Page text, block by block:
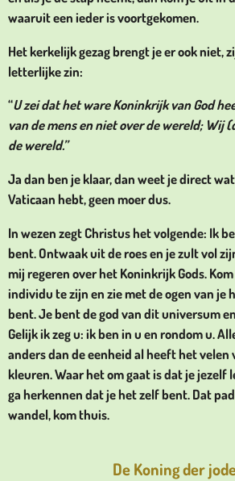
waaruit een ieder is voortgekomen.
Het kerkelijk gezag brengt je er ook niet,
letterlijke zin:
“U zei dat het ware Koninkrijk van God
van de mens en niet over de wereld; Wij
de wereld.”
Ja dan ben je klaar, dan weet je direct
Vaticaan hebt, geen moer dus.
In wezen zegt Christus het volgende: Ik
bent. Ontwaak uit de roes en je zult vol
mij regeren over het Koninkrijk Gods.
individu te zijn en zie met de ogen van je
bent. Je bent de god van dit universum
Gelijk ik zeg u: ik ben in u en rondom u.
anders dan de eenheid al heeft het velen
kleuren. Waar het om gaat is dat je jezelf
ga herkennen dat je het zelf bent. Dat
wandel, kom thuis.
De Koning der